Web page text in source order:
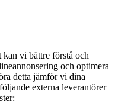
kan vi bättre förstå och
och optimera
detta jämför vi dina
externa leverantörer